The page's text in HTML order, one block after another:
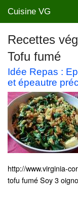
Cuisine VG
Recettes
Tofu fumé
Idée Repas :
et épeautre
http://www.virginia-
tofu fumé Soy 3